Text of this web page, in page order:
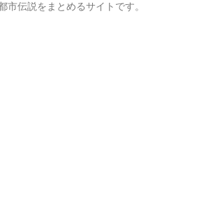
市伝説をまとめるサイトです。